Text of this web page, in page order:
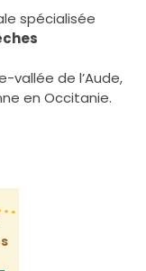
spécialisée
vallée de l’Aude,
en Occitanie.